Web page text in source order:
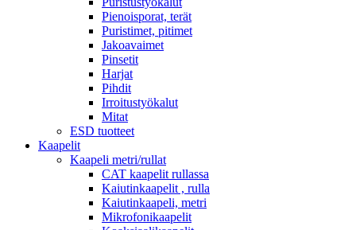
Pienoisporat, terät
Puristimet, pitimet
Jakoavaimet
Pinsetit
Harjat
Pihdit
Irroitustyökalut
Mitat
ESD tuotteet
Kaapelit
Kaapeli metri/rullat
CAT kaapelit rullassa
Kaiutinkaapelit , rulla
Kaiutinkaapeli, metri
Mikrofonikaapelit